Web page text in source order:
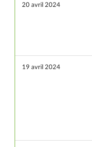
20 avril 2024
19 avril 2024